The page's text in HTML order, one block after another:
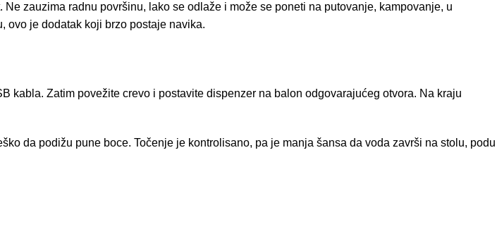
zauzima radnu površinu, lako se odlaže i može se poneti na putovanje, kampovanje, u
ovo je dodatak koji brzo postaje navika.
Zatim povežite crevo i postavite dispenzer na balon odgovarajućeg otvora. Na kraju
da podižu pune boce. Točenje je kontrolisano, pa je manja šansa da voda završi na stolu, podu